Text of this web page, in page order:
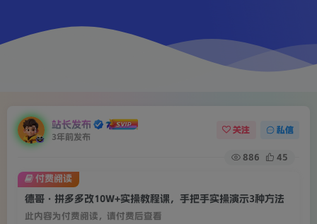
站长发布
3年前发布
关注 私信
886 45
德哥·拼多多改10W+实操教程课，手把手实操演示3种方法
此内容为付费阅读，请付费后查看
付费阅读